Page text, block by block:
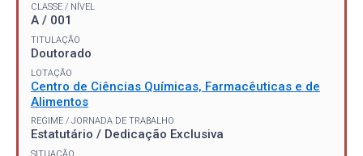
CLASSE / NÍVEL
A / 001
TITULAÇÃO
Doutorado
LOTAÇÃO
Centro de Ciências Químicas, Farmacêuticas e de
Alimentos
REGIME / JORNADA DE TRABALHO
Estatutário / Dedicação Exclusiva